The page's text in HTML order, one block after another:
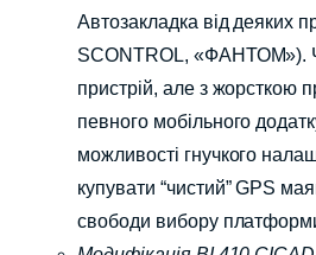
Автозакладка від деяких
SCONTROL, «ФАНТОМ»).
пристрій, але з жорсткою
певного мобільного
можливості гнучкого
купувати “чистий” GPS
свободи вибору